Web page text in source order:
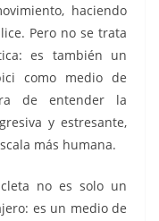
haciendo
Pero no se trata
es también un
como medio de
de entender la
y estresante,
más humana.
no es solo un
es un medio de